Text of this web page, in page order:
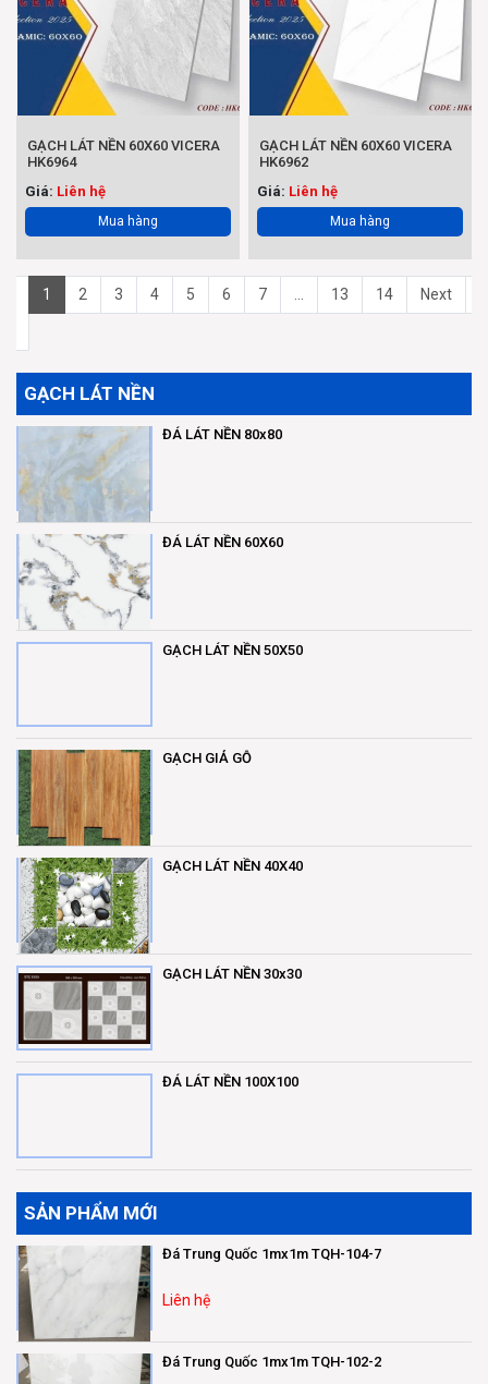
GẠCH LÁT NỀN 60X60 VICERA
HK6964
Giá: Liên hệ
Mua hàng
GẠCH LÁT NỀN 60X60 VICERA
HK6962
Giá: Liên hệ
Mua hàng
1 2 3 4 5 6 7 13 14 Next
GẠCH LÁT NỀN
ĐÁ LÁT NỀN 80x80
ĐÁ LÁT NỀN 60X60
GẠCH LÁT NỀN 50X50
GẠCH GIẢ GỖ
GẠCH LÁT NỀN 40X40
GẠCH LÁT NỀN 30x30
ĐÁ LÁT NỀN 100X100
SẢN PHẨM MỚI
Đá Trung Quốc 1mx1m TQH-104-7
Liên hệ
Đá Trung Quốc 1mx1m TQH-102-2